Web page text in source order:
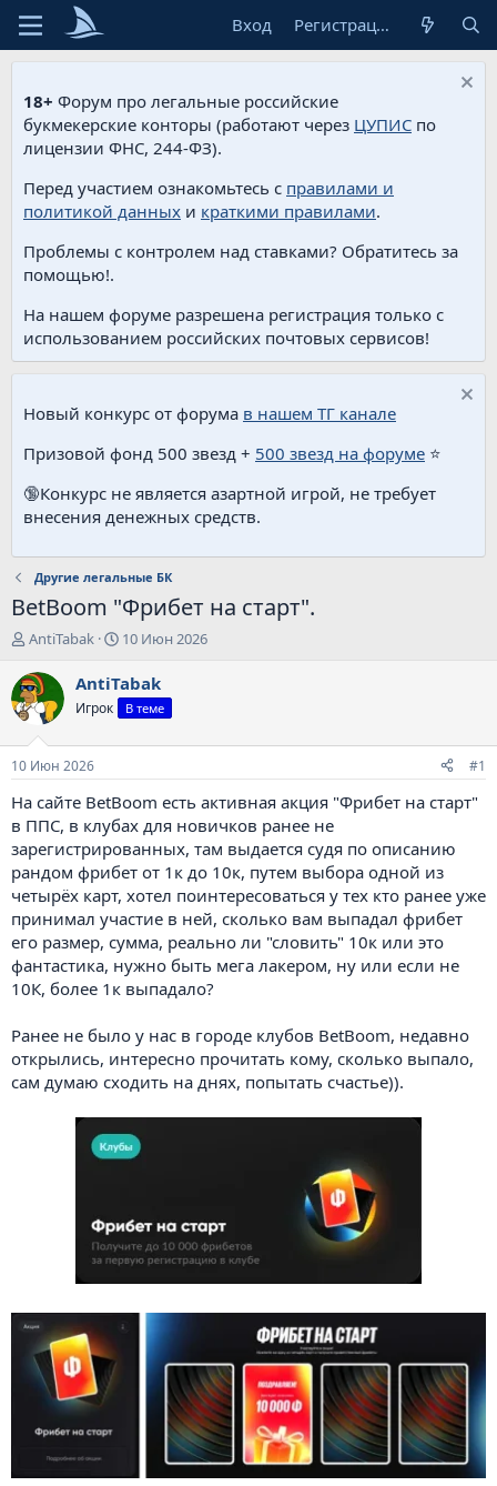
Вход Регистрация
18+ Форум про легальные российские
букмекерские конторы (работают через ЦУПИС по
лицензии ФНС, 244-ФЗ).
Перед участием ознакомьтесь с правилами и
политикой данных и краткими правилами.
Проблемы с контролем над ставками? Обратитесь за
помощью!.
На нашем форуме разрешена регистрация только с
использованием российских почтовых сервисов!
Новый конкурс от форума в нашем ТГ канале
Призовой фонд 500 звезд + 500 звезд на форуме ⭐️
🔞Конкурс не является азартной игрой, не требует
внесения денежных средств.
Другие легальные БК
BetBoom "Фрибет на старт".
А
т
о
р
т
е
м
ы
AntiTabak
Д
т
а
н
а
л
10 Июн 2026
AntiTabak
Игрок В теме
10 Июн 2026 #1
На сайте BetBoom есть активная акция "Фрибет на старт"
в ППС, в клубах для новичков ранее не
зарегистрированных, там выдается судя по описанию
рандом фрибет от 1к до 10к, путем выбора одной из
четырёх карт, хотел поинтересоваться у тех кто ранее уже
принимал участие в ней, сколько вам выпадал фрибет
его размер, сумма, реально ли "словить" 10к или это
фантастика, нужно быть мега лакером, ну или если не
10К, более 1к выпадало?
Ранее не было у нас в городе клубов BetBoom, недавно
открылись, интересно прочитать кому, сколько выпало,
сам думаю сходить на днях, попытать счастье)).